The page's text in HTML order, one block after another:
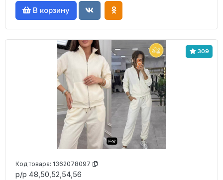
В корзину
309
Код товара: 1362078097
р/р 48,50,52,54,56